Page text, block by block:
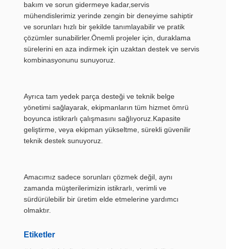
bakım ve sorun gidermeye kadar,servis
mühendislerimiz yerinde zengin bir deneyime sahiptir
ve sorunları hızlı bir şekilde tanımlayabilir ve pratik
çözümler sunabilirler.Önemli projeler için, duraklama
sürelerini en aza indirmek için uzaktan destek ve servis
kombinasyonunu sunuyoruz.
Ayrıca tam yedek parça desteği ve teknik belge
yönetimi sağlayarak, ekipmanların tüm hizmet ömrü
boyunca istikrarlı çalışmasını sağlıyoruz.Kapasite
geliştirme, veya ekipman yükseltme, sürekli güvenilir
teknik destek sunuyoruz.
Amacımız sadece sorunları çözmek değil, aynı
zamanda müşterilerimizin istikrarlı, verimli ve
sürdürülebilir bir üretim elde etmelerine yardımcı
olmaktır.
Etiketler